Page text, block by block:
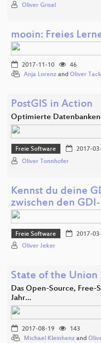
Oliver Grisel
mooin: Freies
2017-11-10
46
Anja Lorenz and Oliver
PostGIS in Action
Optimierte
Freie Software 2017-
Oliver Tonnhofer
Kennst du deine
zwischen den
Freie Software 2017-
Oliver Jeker
State of the Union
Das Open-Source,
Jahr…
2017-08-19
143
Michael Kleinhenz and